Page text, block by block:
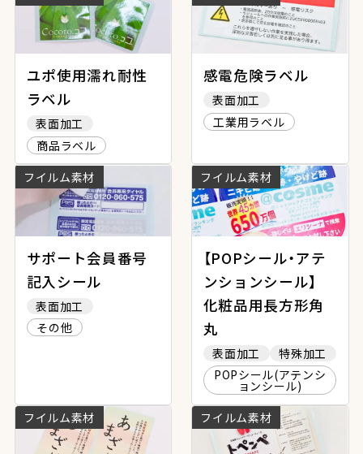
ユポ使用濡れ耐性
ラベル
表面加工
商品ラベル
感電危険ラベル
表面加工
工業用ラベル
フイルム素材
サポート会員番号
記入シール
表面加工
その他
フイルム素材
【POPシール・アテ
ンションシール】
化粧品用長方形角
丸
表面加工
特殊加工
POPシール(アテンシ
ョンシール)
フイルム素材
フイルム素材